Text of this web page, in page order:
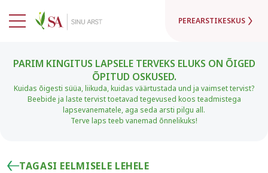
PEREARSTIKESKUS
PARIM KINGITUS LAPSELE TERVEKS ELUKS ON ÕIGED
ÕPITUD OSKUSED.
Kuidas õigesti süüa, liikuda, kuidas väärtustada und ja vaimset tervist?
Beebide ja laste tervist toetavad tegevused koos teadmistega
lapsevanematele, aga seda arsti pilgu all.
Terve laps teeb vanemad õnnelikuks!
TAGASI EELMISELE LEHELE